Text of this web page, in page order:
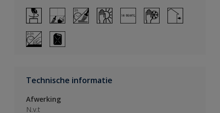
Technische informatie
Afwerking
N.v.t